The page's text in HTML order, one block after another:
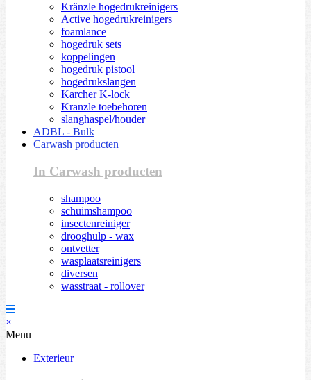
Kränzle hogedrukreinigers
Active hogedrukreinigers
foamlance
hogedruk sets
koppelingen
hogedruk pistool
hogedrukslangen
Karcher K-lock
Kranzle toebehoren
slanghaspel/houder
ADBL - Bulk
Carwash producten
In Carwash producten
shampoo
schuimshampoo
insectenreiniger
drooghulp - wax
ontvetter
wasplaatsreinigers
diversen
wasstraat - rollover
×
Menu
Exterieur